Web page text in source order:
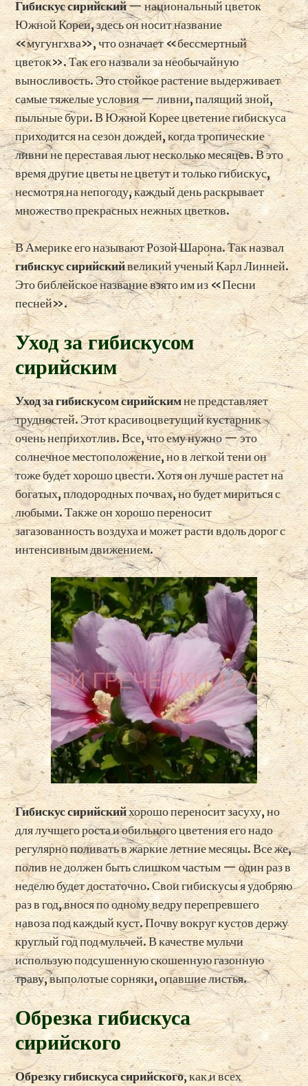
Гибискус сирийский— национальный цветок
Южной Кореи, здесь он носит название
«мугунгхва», что означает «бессмертный
цветок». Так его назвали за необычайную
выносливость. Это стойкое растение выдерживает
самые тяжелые условия — ливни, палящий зной,
пыльные бури. В Южной Корее цветение гибискуса
приходится на сезон дождей, когда тропические
ливни не переставая льют несколько месяцев. В это
время другие цветы не цветут и только гибискус,
несмотря на непогоду, каждый день раскрывает
множество прекрасных нежных цветков.
В Америке его называют Розой Шарона. Так назвал
гибискус сирийскийвеликий ученый Карл Линней.
Это библейское название взято им из «Песни
песней».
Уход за гибискусом
сирийским
Уход за гибискусом сирийскимне представляет
трудностей. Этот красивоцветущий кустарник
очень неприхотлив. Все, что ему нужно — это
солнечное местоположение, но в легкой тени он
тоже будет хорошо цвести. Хотя он лучше растет на
богатых, плодородных почвах, но будет мириться с
любыми. Также он хорошо переносит
загазованность воздуха и может расти вдоль дорог с
интенсивным движением.
Гибискус сирийскийхорошо переносит засуху, но
для лучшего роста и обильного цветения его надо
регулярно поливать в жаркие летние месяцы. Все же,
полив не должен быть слишком частым — один раз в
неделю будет достаточно. Свои гибискусы я удобряю
раз в год, внося по одному ведру перепревшего
навоза под каждый куст. Почву вокруг кустов держу
круглый год под мульчей. В качестве мульчи
использую подсушенную скошенную газонную
траву, выполотые сорняки, опавшие листья.
Обрезка гибискуса
сирийского
Обрезку гибискуса сирийского, как и всех